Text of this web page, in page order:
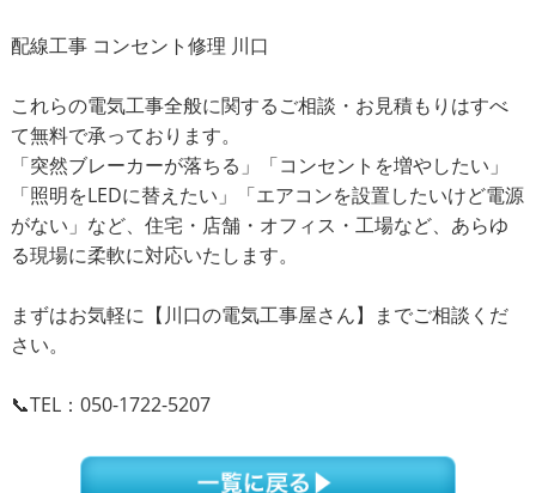
配線工事 コンセント修理 川口
これらの電気工事全般に関するご相談・お見積もりはすべ
て無料で承っております。
「突然ブレーカーが落ちる」「コンセントを増やしたい」
「照明をLEDに替えたい」「エアコンを設置したいけど電源
がない」など、住宅・店舗・オフィス・工場など、あらゆ
る現場に柔軟に対応いたします。
まずはお気軽に【川口の電気工事屋さん】までご相談くだ
さい。
📞TEL：050-1722-5207